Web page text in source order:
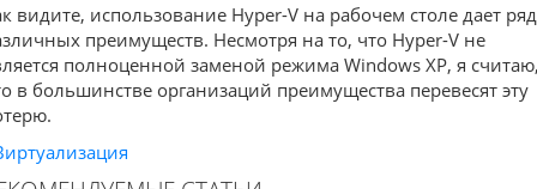
видите, использование Hyper-V на рабочем столе дает ряд
преимуществ. Несмотря на то, что Hyper-V не
полноценной заменой режима Windows XP, я
в большинстве организаций преимущества перевесят эту